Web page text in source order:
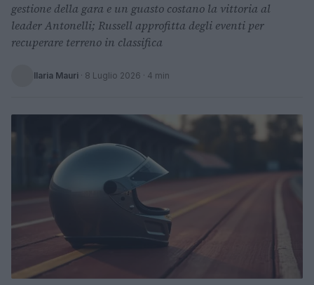
gestione della gara e un guasto costano la vittoria al
leader Antonelli; Russell approfitta degli eventi per
recuperare terreno in classifica
Ilaria Mauri · 8 Luglio 2026 · 4 min